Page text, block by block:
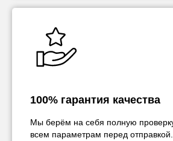
100% гарантия качества
Мы берём на себя полную
всем параметрам перед